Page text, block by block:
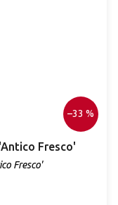
–33 %
Fresco'
Fresco'